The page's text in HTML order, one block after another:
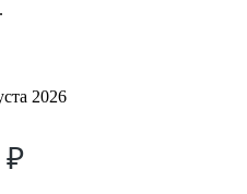
поток предложений, выйти
резюме, чтобы
и сильного
2026
₽